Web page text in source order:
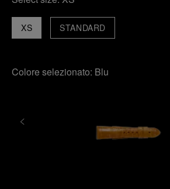
XS STANDARD
Colore selezionato: Blu